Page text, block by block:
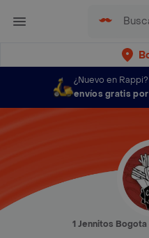
¿Nuevo en Rappi?
envíos gratis por
1 Jennitos